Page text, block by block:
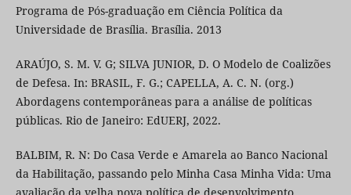
Programa de Pós-graduação em Ciência Política da
Universidade de Brasília. Brasília. 2013
ARAÚJO, S. M. V. G; SILVA JUNIOR, D. O Modelo de Coalizões
de Defesa. In: BRASIL, F. G.; CAPELLA, A. C. N. (org.)
Abordagens contemporâneas para a análise de políticas
públicas. Rio de Janeiro: EdUERJ, 2022.
BALBIM, R. N: Do Casa Verde e Amarela ao Banco Nacional
da Habilitação, passando pelo Minha Casa Minha Vida: Uma